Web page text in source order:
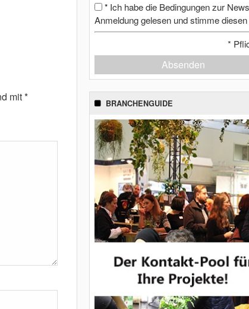
mit*
* Ich habe die Bedingungen zur
Anmeldung gelesen und stimme
*
Absenden
BRANCHENGUIDE